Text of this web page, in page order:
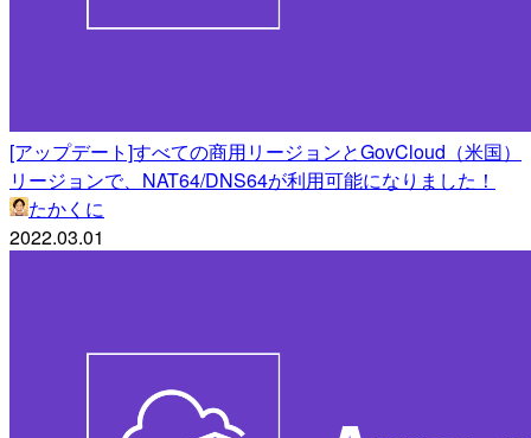
[アップデート]すべての商用リージョンとGovCloud（米国）
リージョンで、NAT64/DNS64が利用可能になりました！
たかくに
2022.03.01